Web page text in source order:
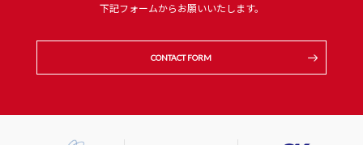
下記フォームからお願いいたします。
CONTACT FORM